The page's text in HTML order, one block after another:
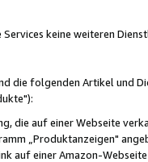
keine weiteren
die folgenden Artikel und
die auf einer Webseite
„Produktanzeigen"
auf einer Amazon-